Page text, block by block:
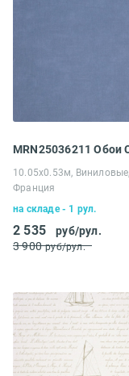
10.05х0.53м, Виниловые,
Франция
на складе - 1 рул.
2 535
руб/рул.
3 900 руб/рул.